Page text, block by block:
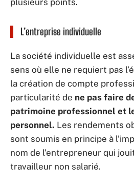
L’entreprise individuelle
La société individuelle est
sens où elle ne requiert pas
la création de compte
particularité de ne pas faire
patrimoine professionnel et
personnel. Les rendements
sont soumis en principe à
nom de l’entrepreneur qui
travailleur non salarié.